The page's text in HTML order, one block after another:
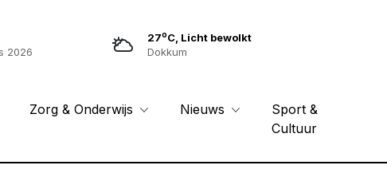
2026
27oC, Licht bewolkt
Dokkum
Zorg & Onderwijs Nieuws
Sport &
Cultuur